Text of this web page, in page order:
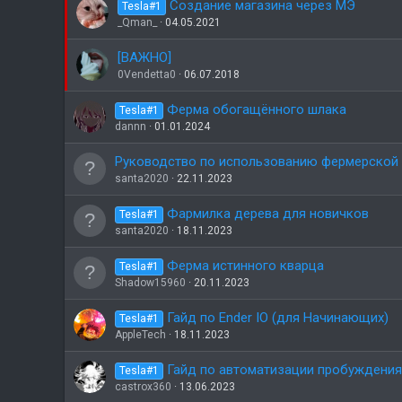
Tesla#1 Создание магазина через МЭ
_Qman_ 04.05.2021
[ВАЖНО]
0Vendetta0 06.07.2018
Tesla#1 Ферма обогащённого шлака
dannn 01.01.2024
Руководство по использованию
santa2020 22.11.2023
Tesla#1 Фармилка дерева для новичков
santa2020 18.11.2023
Tesla#1 Ферма истинного кварца
Shadow15960 20.11.2023
Tesla#1 Гайд по Ender IO (для Начинающих)
AppleTech 18.11.2023
Tesla#1 Гайд по автоматизации
castrox360 13.06.2023